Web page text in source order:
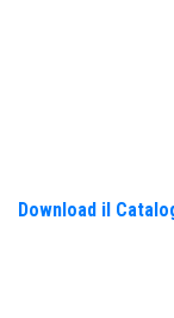
Download il